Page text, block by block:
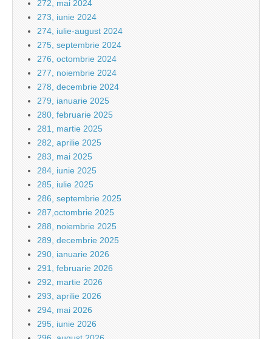
272, mai 2024
273, iunie 2024
274, iulie-august 2024
275, septembrie 2024
276, octombrie 2024
277, noiembrie 2024
278, decembrie 2024
279, ianuarie 2025
280, februarie 2025
281, martie 2025
282, aprilie 2025
283, mai 2025
284, iunie 2025
285, iulie 2025
286, septembrie 2025
287,octombrie 2025
288, noiembrie 2025
289, decembrie 2025
290, ianuarie 2026
291, februarie 2026
292, martie 2026
293, aprilie 2026
294, mai 2026
295, iunie 2026